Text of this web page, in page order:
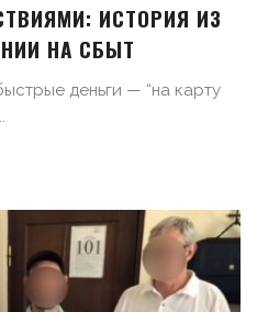
ИСТОРИЯ ИЗ
НА СБЫТ
деньги — “на карту